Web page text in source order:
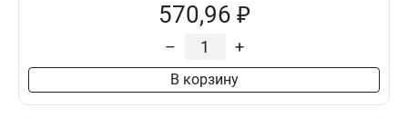
570,96 ₽
– +
В корзину